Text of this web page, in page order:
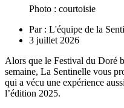
Photo : courtoisie
Par : L'équipe de la
3 juillet 2026
Alors que le Festival du Doré
semaine, La Sentinelle vous
qui a vécu une expérience
l’édition 2025.